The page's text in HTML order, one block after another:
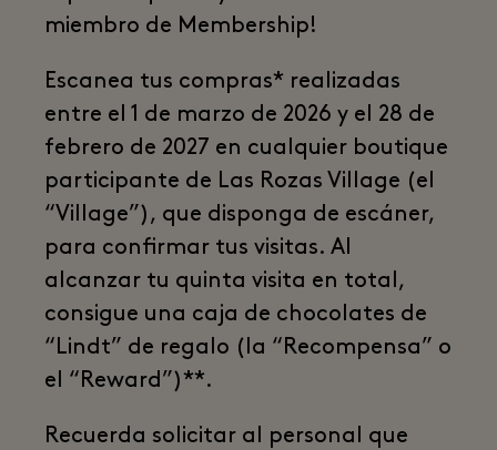
miembro de Membership!
Escanea tus compras* realizadas
entre el 1 de marzo de 2026 y el 28 de
febrero de 2027 en cualquier boutique
participante de Las Rozas Village (el
“Village”), que disponga de escáner,
para confirmar tus visitas. Al
alcanzar tu quinta visita en total,
consigue una caja de chocolates de
“Lindt” de regalo (la “Recompensa” o
el “Reward”)**.
Recuerda solicitar al personal que